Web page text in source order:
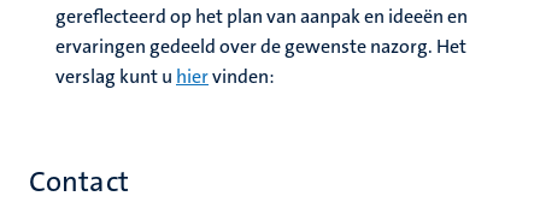
gereflecteerd op het plan van aanpak en ideeën en
ervaringen gedeeld over de gewenste nazorg. Het
verslag kunt u hiervinden:
Contact